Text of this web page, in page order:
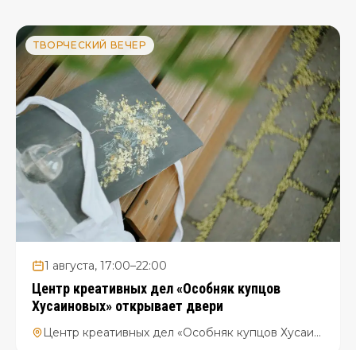
ТВОРЧЕСКИЙ ВЕЧЕР
1 августа, 17:00–22:00
Центр креативных дел «Особняк купцов
Хусаиновых» открывает двери
Центр креативных дел «Особняк купцов Хусаиновых»